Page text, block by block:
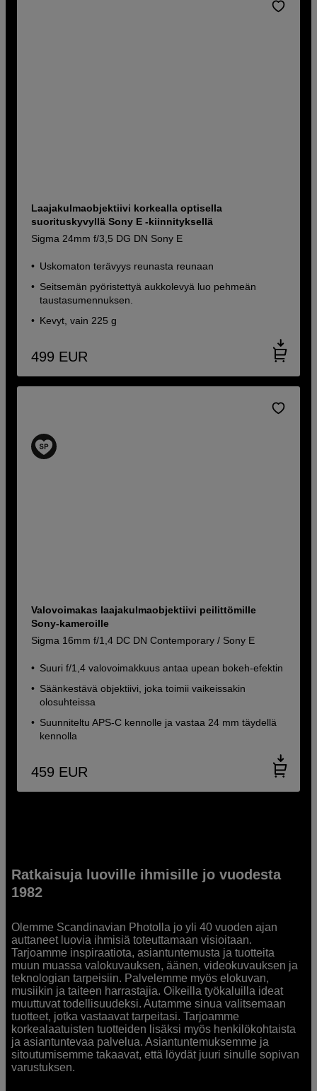
Laajakulmaobjektiivi korkealla optisella
suorituskyvyllä Sony E -kiinnityksellä
Sigma 24mm f/3,5 DG DN Sony E
Uskomaton terävyys reunasta reunaan
Seitsemän pyöristettyä aukkolevyä luo pehmeän
taustasumennuksen.
Kevyt, vain 225 g
499 EUR
Valovoimakas laajakulmaobjektiivi peilittömille
Sony-kameroille
Sigma 16mm f/1,4 DC DN Contemporary / Sony E
Suuri f/1,4 valovoimakkuus antaa upean bokeh-efektin
Säänkestävä objektiivi, joka toimii vaikeissakin
olosuhteissa
Suunniteltu APS-C kennolle ja vastaa 24 mm täydellä
kennolla
459 EUR
Ratkaisuja luoville ihmisille jo vuodesta
1982
Olemme Scandinavian Photolla jo yli 40 vuoden ajan
auttaneet luovia ihmisiä toteuttamaan visioitaan.
Tarjoamme inspiraatiota, asiantuntemusta ja tuotteita
muun muassa valokuvauksen, äänen, videokuvauksen ja
teknologian tarpeisiin. Palvelemme myös elokuvan,
musiikin ja taiteen harrastajia. Oikeilla työkaluilla ideat
muuttuvat todellisuudeksi. Autamme sinua valitsemaan
tuotteet, jotka vastaavat tarpeitasi. Tarjoamme
korkealaatuisten tuotteiden lisäksi myös henkilökohtaista
ja asiantuntevaa palvelua. Asiantuntemuksemme ja
sitoutumisemme takaavat, että löydät juuri sinulle sopivan
varustuksen.